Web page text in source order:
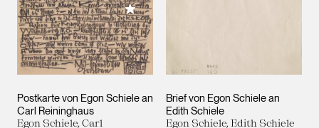
Postkarte von Egon Schiele an
Carl Reininghaus
Egon Schiele, Carl
Meiner Sammlung hinzufügen
Brief von Egon Schiele an
Edith Schiele
Egon Schiele, Edith Schiele